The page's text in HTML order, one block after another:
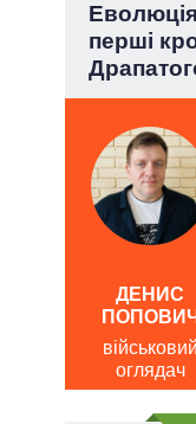
перші
ДЕНИС
ПОПОВИЧ
військовий
оглядач